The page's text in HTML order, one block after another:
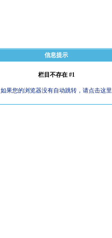
信息提示
栏目不存在 #1
如果您的浏览器没有自动跳转，请点击这里